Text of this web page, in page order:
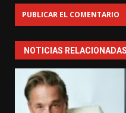
NOTICIAS RELACIONADAS